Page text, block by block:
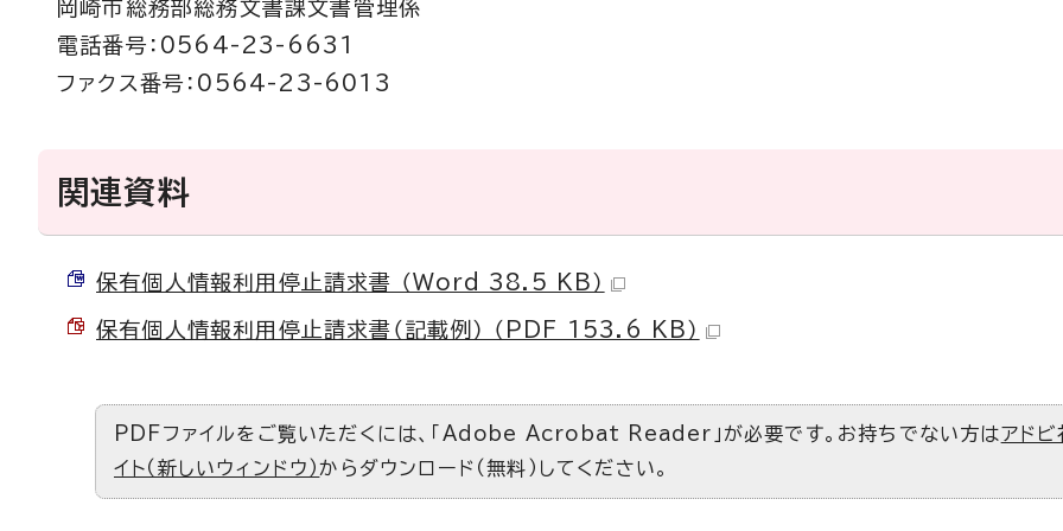
岡崎市総務部総務文書課文書管理係
電話番号：0564-23-6631
ファクス番号：0564-23-6013
関連資料
保有個人情報利用停止請求書 （Word 38.5 KB）
保有個人情報利用停止請求書（記載例） （PDF 153.6 KB）
PDFファイルをご覧いただくには、「Adobe Acrobat Reader」が必要です。お持ちでない方はアド
イト（新しいウィンドウ）からダウンロード（無料）してください。